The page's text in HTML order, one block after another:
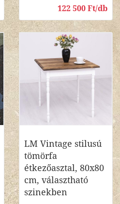
122 500 Ft/db
LM Vintage stilusú
tömörfa
étkezőasztal, 80x80
cm, választható
szinekben